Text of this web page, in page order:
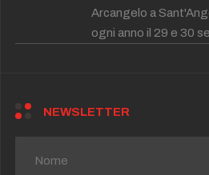
Arcangelo a
ogni anno il 29 e 30
NEWSLETTER